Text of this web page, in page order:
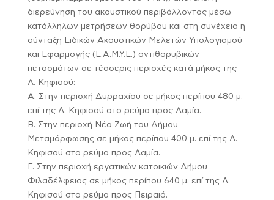
διερεύνηση του ακουστικού περιβάλλοντος μέσω
κατάλληλων μετρήσεων θορύβου και στη συνέχεια η
σύνταξη Ειδικών Ακουστικών Μελετών Υπολογισμού
και Εφαρμογής (Ε.Α.Μ.Υ.Ε.) αντιθορυβικών
πετασμάτων σε τέσσερις περιοχές κατά μήκος της
Λ. Κηφισού:
Α. Στην περιοχή Δυρραχίου σε μήκος περίπου 480 μ.
επί της Λ. Κηφισού στο ρεύμα προς Λαμία.
Β. Στην περιοχή Νέα Ζωή του Δήμου
Μεταμόρφωσης σε μήκος περίπου 400 μ. επί της Λ.
Κηφισού στο ρεύμα προς Λαμία.
Γ. Στην περιοχή εργατικών κατοικιών Δήμου
Φιλαδέλφειας σε μήκος περίπου 640 μ. επί της Λ.
Κηφισού στο ρεύμα προς Πειραιά.